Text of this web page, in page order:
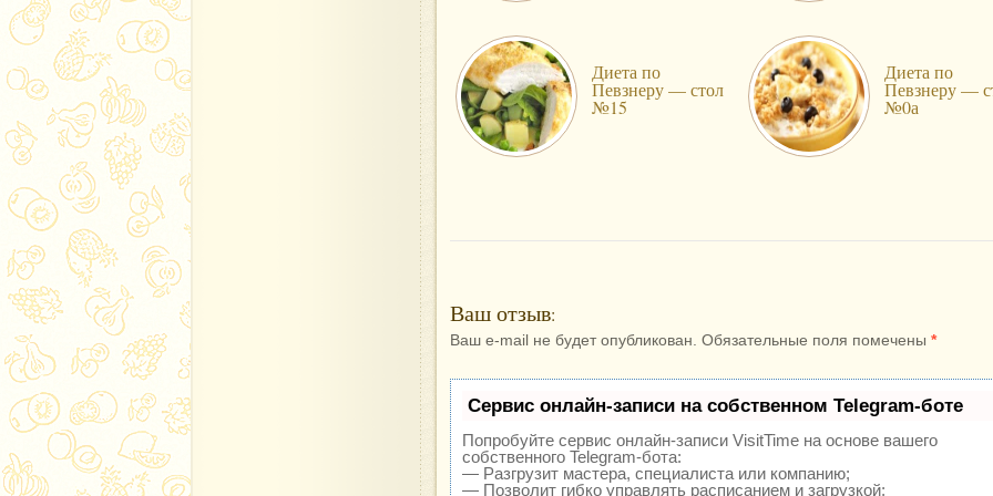
Диета по
Певзнеру — стол
№15
Диета по
Певзнеру —
№0а
Ваш отзыв:
Ваш e-mail не будет опубликован. Обязательные поля помечены *
Сервис онлайн-записи на собственном Telegram-боте
Попробуйте сервис онлайн-записи VisitTime на основе вашего
собственного Telegram-бота:
— Разгрузит мастера, специалиста или компанию;
— Позволит гибко управлять расписанием и загрузкой;